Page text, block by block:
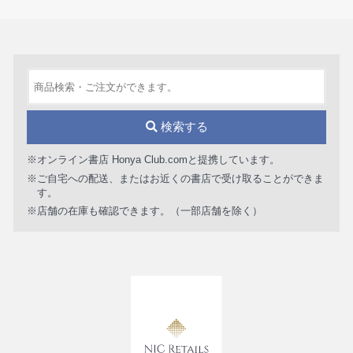
検索する
※オンライン書店 Honya Club.comと提携しています。
※ご自宅への配送、またはお近くの書店で受け取ることができま
す。
※店舗の在庫も確認できます。（一部店舗を除く）